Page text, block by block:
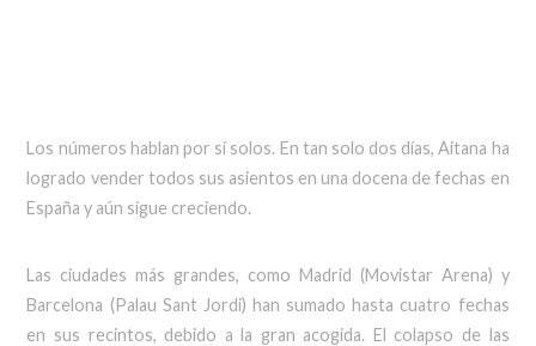
Los números hablan por sí solos. En tan solo dos días, Aitana ha
logrado vender todos sus asientos en una docena de fechas en
España y aún sigue creciendo.
Las ciudades más grandes, como Madrid (Movistar Arena) y
Barcelona (Palau Sant Jordi) han sumado hasta cuatro fechas
en sus recintos, debido a la gran acogida. El colapso de las